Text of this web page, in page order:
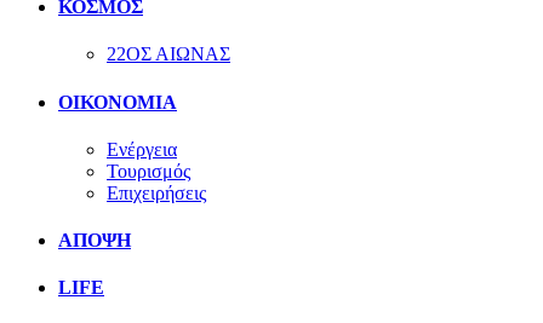
ΚΟΣΜΟΣ
22ΟΣ ΑΙΩΝΑΣ
ΟΙΚΟΝΟΜΙΑ
Ενέργεια
Τουρισμός
Επιχειρήσεις
ΑΠΟΨΗ
LIFE